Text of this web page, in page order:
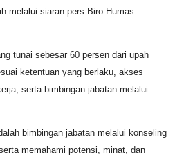
melalui siaran pers Biro Humas
tunai sebesar 60 persen dari upah
ketentuan yang berlaku, akses
serta bimbingan jabatan melalui
bimbingan jabatan melalui konseling
memahami potensi, minat, dan